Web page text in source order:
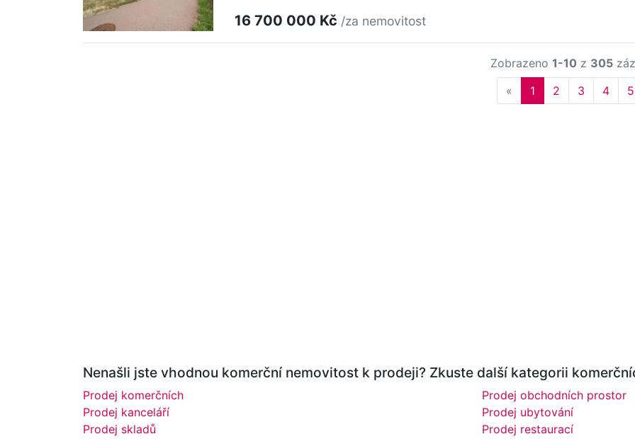
16 700 000 Kč /za nemovitost
Zobrazeno 1-10 z 305
« Previous
1 2 3 4 5
Nenašli jste vhodnou komerční nemovitost k prodeji? Zkuste další kategorii
Prodej komerčních
Prodej kanceláří
Prodej skladů
Prodej obchodních prostor
Prodej ubytování
Prodej restaurací